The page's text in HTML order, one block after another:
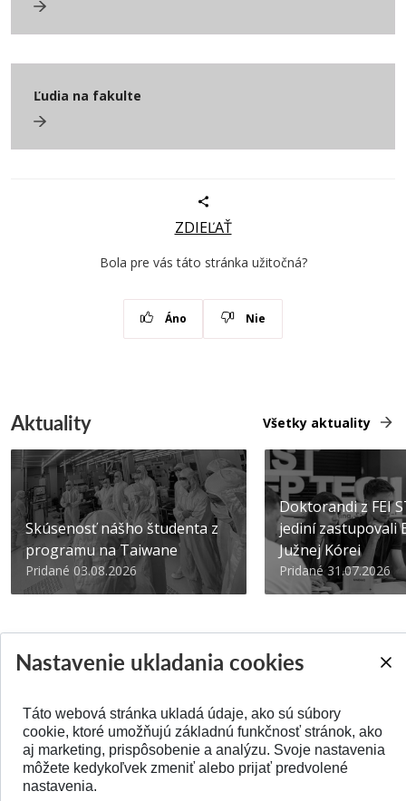
Ľudia na fakulte
ZDIEĽAŤ
Bola pre vás táto stránka užitočná?
Áno Nie
Aktuality Všetky aktuality
Skúsenosť nášho študenta z
programu na Taiwane
Pridané 03.08.2026
Doktorandi z FEI
jediní zastupovali
Južnej Kórei
Pridané 31.07.2026
SPÄŤ NA VRCH
Nastavenie ukladania cookies
Táto webová stránka ukladá údaje, ako sú súbory
cookie, ktoré umožňujú základnú funkčnosť stránok, ako
aj marketing, prispôsobenie a analýzu. Svoje nastavenia
môžete kedykoľvek zmeniť alebo prijať predvolené
nastavenia.